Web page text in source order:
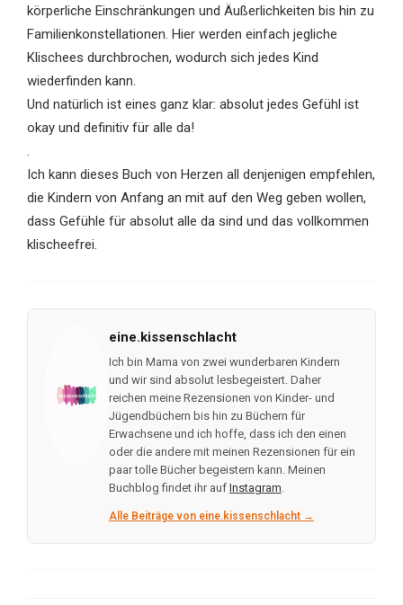
körperliche Einschränkungen und Äußerlichkeiten bis hin zu
Familienkonstellationen. Hier werden einfach jegliche
Klischees durchbrochen, wodurch sich jedes Kind
wiederfinden kann.
Und natürlich ist eines ganz klar: absolut jedes Gefühl ist
okay und definitiv für alle da!
.
Ich kann dieses Buch von Herzen all denjenigen empfehlen,
die Kindern von Anfang an mit auf den Weg geben wollen,
dass Gefühle für absolut alle da sind und das vollkommen
klischeefrei.
eine.kissenschlacht
Ich bin Mama von zwei wunderbaren Kindern
und wir sind absolut lesbegeistert. Daher
reichen meine Rezensionen von Kinder- und
Jügendbüchern bis hin zu Büchern für
Erwachsene und ich hoffe, dass ich den einen
oder die andere mit meinen Rezensionen für ein
paar tolle Bücher begeistern kann. Meinen
Buchblog findet ihr auf Instagram.
Alle Beiträge von eine.kissenschlacht →